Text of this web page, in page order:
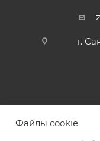
г.
Файлы cookie